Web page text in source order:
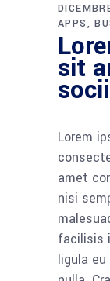
APPS
sit
Lorem
amet
nisi
facilisis
ligula